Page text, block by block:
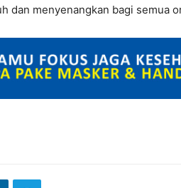
dan menyenangkan bagi semua